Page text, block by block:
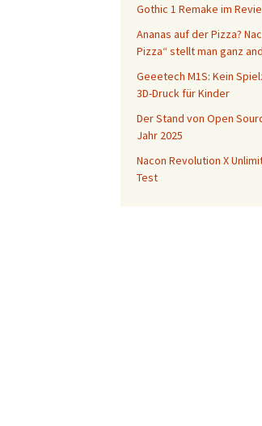
Gothic 1 Remake im
Ananas auf der Pizza?
Pizza“ stellt man ganz
Geeetech M1S: Kein
3D-Druck für Kinder
Der Stand von Open
Jahr 2025
Nacon Revolution X
Test